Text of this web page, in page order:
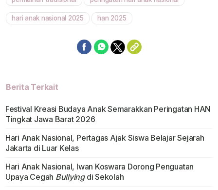
hari anak nasional 2025 han 2025
Berita Terkait
Festival Kreasi Budaya Anak Semarakkan Peringatan HAN
Tingkat Jawa Barat 2026
Hari Anak Nasional, Pertagas Ajak Siswa Belajar Sejarah
Jakarta di Luar Kelas
Hari Anak Nasional, Iwan Koswara Dorong Penguatan
Upaya Cegah Bullyingdi Sekolah